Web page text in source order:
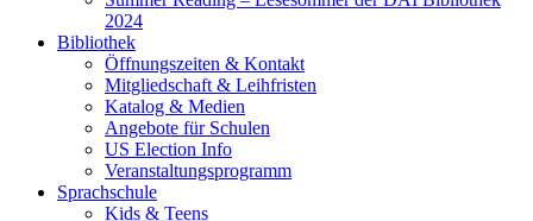
2024
Bibliothek
Öffnungszeiten & Kontakt
Mitgliedschaft & Leihfristen
Katalog & Medien
Angebote für Schulen
US Election Info
Veranstaltungsprogramm
Sprachschule
Kids & Teens